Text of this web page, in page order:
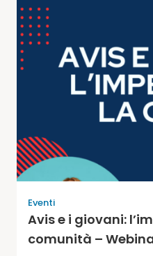
Eventi
Avis e i giovani:
comunità –